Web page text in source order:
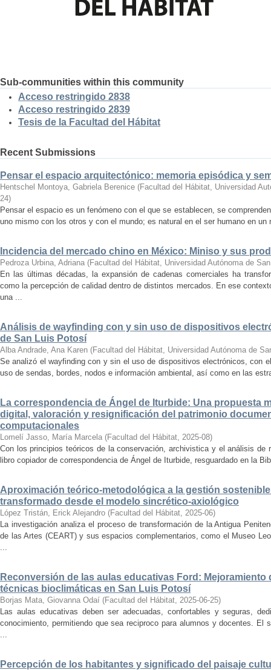
Sub-communities within this community
Acceso restringido 2838
Acceso restringido 2839
Tesis de la Facultad del Hábitat
Recent Submissions
Pensar el espacio arquitectónico: memoria episódica y
Hentschel Montoya, Gabriela Berenice (Facultad del Hábitat, Universidad
24)
Pensar el espacio es un fenómeno con el que se establecen, se
uno mismo con los otros y con el mundo; es natural en el ser humano en
Incidencia del mercado chino en México: Miniso y sus
Pedroza Urbina, Adriana (Facultad del Hábitat, Universidad Autónoma de
En las últimas décadas, la expansión de cadenas comerciales ha
como la percepción de calidad dentro de distintos mercados. En ese
una ...
Análisis de wayfinding con y sin uso de dispositivos
de San Luis Potosí
Alba Andrade, Ana Karen (Facultad del Hábitat, Universidad Autónoma de
Se analizó el wayfinding con y sin el uso de dispositivos electrónicos, con
uso de sendas, bordes, nodos e información ambiental, así como en las
La correspondencia de Ángel de Iturbide: Una propuesta
digital, valoración y resignificación del patrimonio
computacionales
Lomelí Jasso, María Marcela (Facultad del Hábitat, 2025-08)
Con los principios teóricos de la conservación, archivistica y el análisis de
libro copiador de correspondencia de Ángel de Iturbide, resguardado en la
Aproximación teórico-metodológica a la gestión
transformado desde el modelo sincrético-axiológico
López Tristán, Erick Alejandro (Facultad del Hábitat, 2025-06)
La investigación analiza el proceso de transformación de la Antigua
de las Artes (CEART) y sus espacios complementarios, como el Museo
...
Reconversión de las aulas educativas Ford:
técnicas bioclimáticas en San Luis Potosí
Borjas Mata, Giovanna Odaí (Facultad del Hábitat, 2025-06-25)
Las aulas educativas deben ser adecuadas, confortables y seguras,
conocimiento, permitiendo que sea reciproco para alumnos y docentes. El
...
Percepción de los habitantes y significado del paisaje